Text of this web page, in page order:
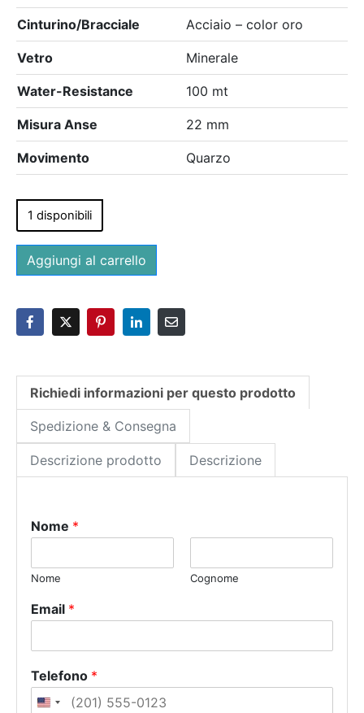
Cinturino/Bracciale Acciaio – color oro
Vetro Minerale
Water-Resistance 100 mt
Misura Anse 22 mm
Movimento Quarzo
1 disponibili
Aggiungi al carrello
Richiedi informazioni per questo prodotto
Spedizione & Consegna
Descrizione prodotto Descrizione
Nome *
Nome Cognome
Email *
Telefono *
U